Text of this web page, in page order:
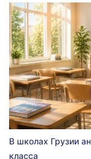
В школах Грузии
класса